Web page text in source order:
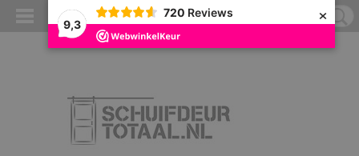
9,3
720 Reviews ×